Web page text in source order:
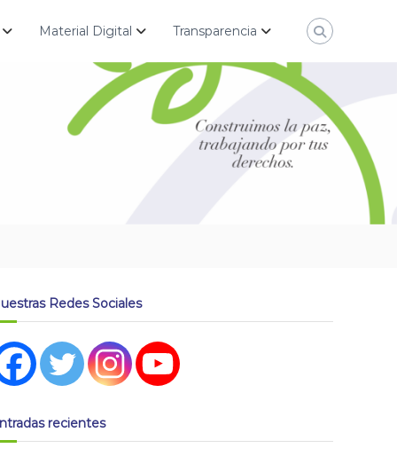
Material Digital Transparencia
Redes Sociales
recientes